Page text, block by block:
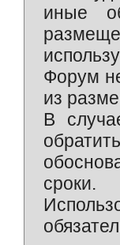
иные
Форум
из
В
сроки.